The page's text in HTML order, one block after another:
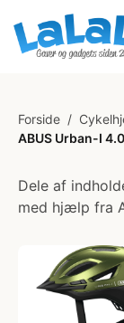
Forside /
ABUS Urban-I
Dele af
med hjælp fra